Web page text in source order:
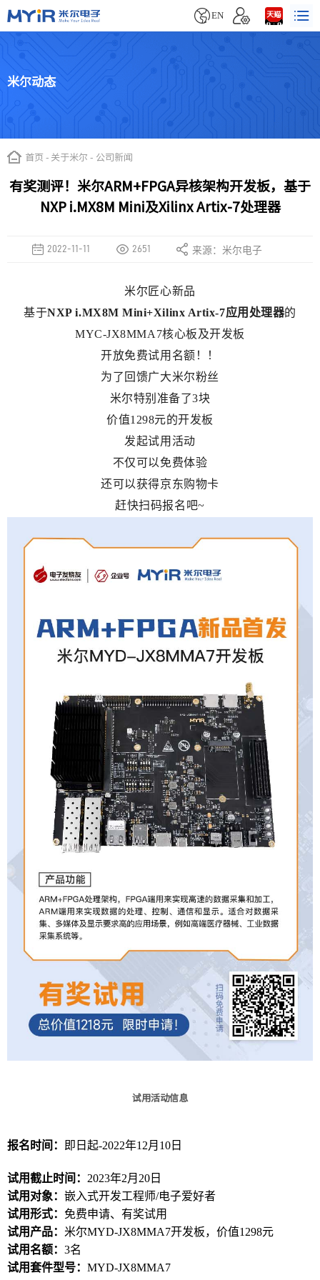

EN 
米尔动态
首页 - 关于米尔 - 公司新闻
有奖测评！米尔ARM+FPGA异核架构开发板，基于
NXP i.MX8M Mini及Xilinx Artix-7处理器
2022-11-11 2651 来源：米尔电子
米尔匠心新品
基于NXP i.MX8M Mini+Xilinx Artix-7应用处理器的
MYC-JX8MMA7核心板及开发板
开放免费试用名额！！
为了回馈广大米尔粉丝
米尔特别准备了3块
价值1298元的开发板
发起试用活动
不仅可以免费体验
还可以获得京东购物卡
赶快扫码报名吧~
试用活动信息
报名时间： 即日起-2022年12月10日
试用截止时间： 2023年2月20日
试用对象： 嵌入式开发工程师/电子爱好者
试用形式： 免费申请、有奖试用
试用产品： 米尔MYD-JX8MMA7开发板，价值1298元
试用名额： 3名
试用套件型号： MYD-JX8MMA7